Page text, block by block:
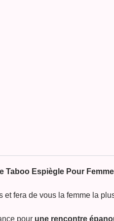
Taboo Espiègle Pour Femme
fera de vous la femme la
pour une rencontre